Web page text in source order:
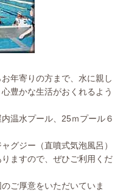
年寄りの方まで、水に親し
豊かな生活がおくれるよう
温水プール、25ｍプール６
グジー（直噴式気泡風呂）
ますので、ぜひご利用くだ
ご厚意をいただいていま